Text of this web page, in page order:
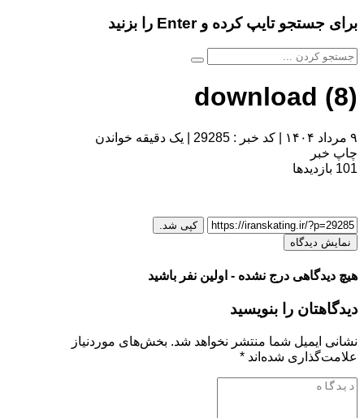
برای جستجو تایپ کرده و Enter را بزنید
download (8)
۹ مرداد ۱۴۰۴ کد خبر : 29285
یک دقیقه خواندن
چاپ خبر
101 بازدیدها
کپی شد.
نمایش دیدگاه
هیچ دیدگاهی درج نشده - اولین نفر باشید
دیدگاهتان را بنویسید
نشانی ایمیل شما منتشر نخواهد شد. بخش‌های موردنیاز
علامت‌گذاری شده‌اند *